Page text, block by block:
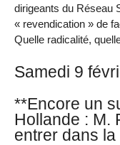
dirigeants du Réseau
« revendication » de
Quelle radicalité,
Samedi 9
**Encore un
Hollande : M.
entrer dans